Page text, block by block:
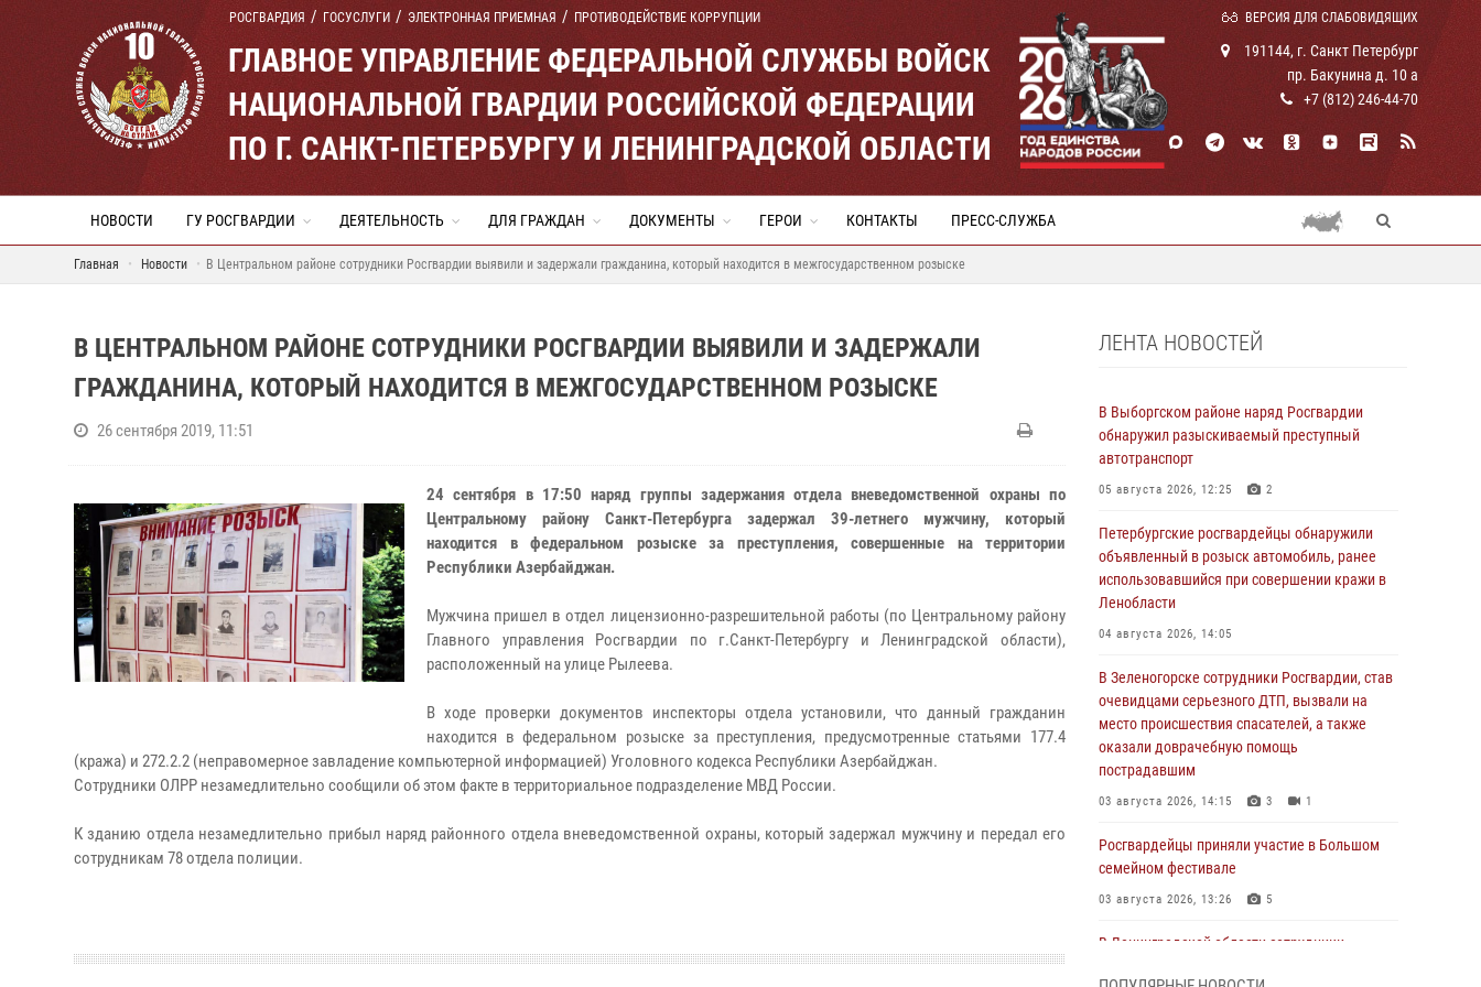
РОСГВАРДИЯ ГОСУСЛУГИ ЭЛЕКТРОННАЯ ПРИЕМНАЯ ПРОТИВОДЕЙСТВИЕ КОРРУПЦИИ ВЕРСИЯ ДЛЯ СЛАБОВИДЯЩИХ
ГЛАВНОЕ УПРАВЛЕНИЕ ФЕДЕРАЛЬНОЙ СЛУЖБЫ ВОЙСК
НАЦИОНАЛЬНОЙ ГВАРДИИ РОССИЙСКОЙ ФЕДЕРАЦИИ
ПО Г. САНКТ-ПЕТЕРБУРГУ И ЛЕНИНГРАДСКОЙ ОБЛАСТИ
191144, г. Санкт Петербург
пр. Бакунина д. 10 а
+7 (812) 246-44-70
НОВОСТИ ГУ РОСГВАРДИИ ДЕЯТЕЛЬНОСТЬ ДЛЯ ГРАЖДАН ДОКУМЕНТЫ ГЕРОИ КОНТАКТЫ ПРЕСС-СЛУЖБА
Главная Новости В Центральном районе сотрудники Росгвардии выявили и задержали гражданина, который находится в межгосударственном розыске
В ЦЕНТРАЛЬНОМ РАЙОНЕ СОТРУДНИКИ РОСГВАРДИИ ВЫЯВИЛИ И ЗАДЕРЖАЛИ
ГРАЖДАНИНА, КОТОРЫЙ НАХОДИТСЯ В МЕЖГОСУДАРСТВЕННОМ РОЗЫСКЕ
26 сентября 2019, 11:51
24 сентября в 17:50 наряд группы задержания отдела вневедомственной охраны по
Центральному району Санкт-Петербурга задержал 39-летнего мужчину, который
находится в федеральном розыске за преступления, совершенные на территории
Республики Азербайджан.
Мужчина пришел в отдел лицензионно-разрешительной работы (по Центральному району
Главного управления Росгвардии по г.Санкт-Петербургу и Ленинградской области),
расположенный на улице Рылеева.
В ходе проверки документов инспекторы отдела установили, что данный гражданин
находится в федеральном розыске за преступления, предусмотренные статьями 177.4
(кража) и 272.2.2 (неправомерное завладение компьютерной информацией) Уголовного кодекса Республики Азербайджан.
Сотрудники ОЛРР незамедлительно сообщили об этом факте в территориальное подразделение МВД России.
К зданию отдела незамедлительно прибыл наряд районного отдела вневедомственной охраны, который задержал мужчину и передал его
сотрудникам 78 отдела полиции.
ЛЕНТА НОВОСТЕЙ
В Выборгском районе наряд Росгвардии
обнаружил разыскиваемый преступный
автотранспорт
05 августа 2026, 12:25 2
Петербургские росгвардейцы обнаружили
объявленный в розыск автомобиль, ранее
использовавшийся при совершении кражи в
Ленобласти
04 августа 2026, 14:05
В Зеленогорске сотрудники Росгвардии, став
очевидцами серьезного ДТП, вызвали на
место происшествия спасателей, а также
оказали доврачебную помощь
пострадавшим
03 августа 2026, 14:15 3 1
Росгвардейцы приняли участие в Большом
семейном фестивале
03 августа 2026, 13:26 5
В Ленинградской области сотрудники